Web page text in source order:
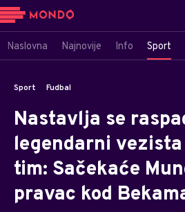
Naslovna Najnovije Info Sport
Sport Fudbal
Nastavlja se
legendarni
tim: Sačekaće
pravac kod